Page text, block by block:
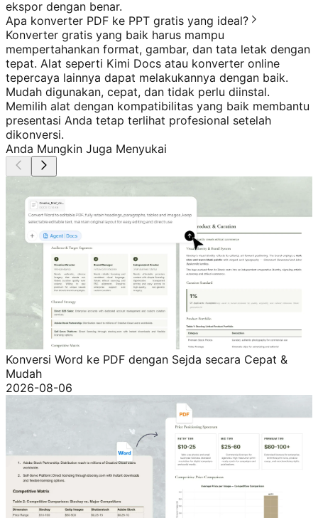
ekspor dengan benar.
Apa konverter PDF ke PPT gratis yang ideal?
Konverter gratis yang baik harus mampu
mempertahankan format, gambar, dan tata letak dengan
tepat. Alat seperti Kimi Docs atau konverter online
tepercaya lainnya dapat melakukannya dengan baik.
Mudah digunakan, cepat, dan tidak perlu diinstal.
Memilih alat dengan kompatibilitas yang baik membantu
presentasi Anda tetap terlihat profesional setelah
dikonversi.
Anda Mungkin Juga Menyukai
Konversi Word ke PDF dengan Sejda secara Cepat &
Mudah
2026-08-06